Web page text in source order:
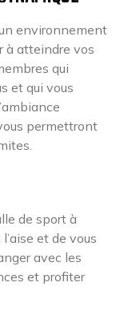
environnement
à atteindre vos
qui
et qui vous
permettront
de sport à
et de vous
avec les
et profiter